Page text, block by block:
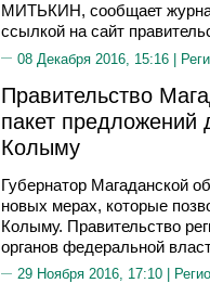
МИТЬКИН, сообщает
ссылкой на сайт
08 Декабря 2016, 15:16 |
Правительство
пакет предложений
Колыму
Губернатор Магаданской
новых мерах, которые
Колыму. Правительство
органов федеральной
29 Ноября 2016, 17:10 |